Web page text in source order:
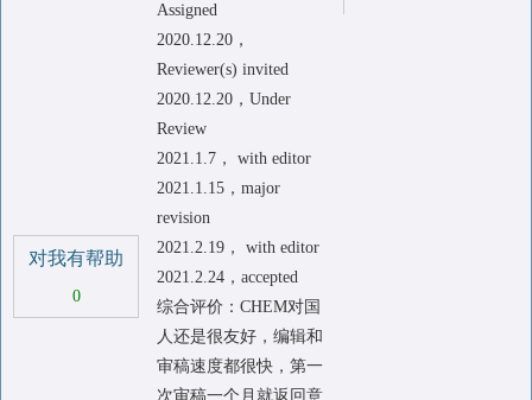
对我有帮助
0
Assigned
2020.12.20，
Reviewer(s) invited
2020.12.20，Under
Review
2021.1.7， with editor
2021.1.15，major
revision
2021.2.19， with editor
2021.2.24，accepted
综合评价：CHEM对国
人还是很友好，编辑和
审稿速度都很快，第一
次审稿一个月就返回意